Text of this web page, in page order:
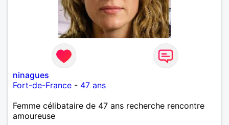
ninagues
Fort-de-France - 47 ans
Femme célibataire de 47 ans recherche rencontre
amoureuse